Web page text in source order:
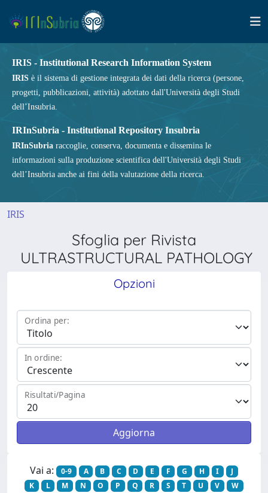
IRIS - Institutional Research Information System
IRIS è il sistema di gestione integrata dei dati della ricerca (persone,
progetti, pubblicazioni, attività) adottato dall'Università degli Studi
dell’Insubria.
IRInSubria - Institutional Repository Insubria
IRInSubria raccoglie, conserva, documenta e dissemina le
informazioni sulla produzione scientifica dell'Università degli Studi
dell’Insubria anche ai fini della valutazione della ricerca.
IRIS
Sfoglia per Rivista
ULTRASTRUCTURAL PATHOLOGY
Opzioni
Ordina per:
In ordine:
Risultati/Pagina
Vai a: 0-9 A B C D E F G H I
J
K
L M N O P Q R S T U V
W